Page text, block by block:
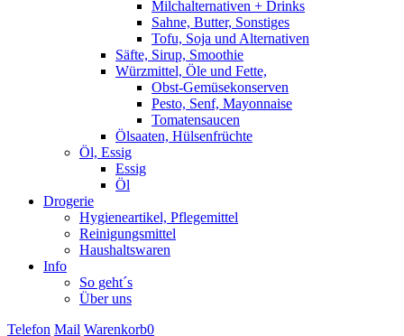
Milchalternativen + Drinks
Sahne, Butter, Sonstiges
Tofu, Soja und Alternativen
Säfte, Sirup, Smoothie
Würzmittel, Öle und Fette,
Obst-Gemüsekonserven
Pesto, Senf, Mayonnaise
Tomatensaucen
Ölsaaten, Hülsenfrüchte
Öl, Essig
Essig
Öl
Drogerie
Hygieneartikel, Pflegemittel
Reinigungsmittel
Haushaltswaren
Info
So geht´s
Über uns
Telefon Mail Warenkorb0